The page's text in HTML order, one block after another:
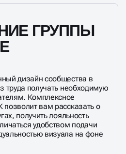
ГРУППЫ
дизайн сообщества в
труда получать необходимую
Комплексное
вам рассказать о
получить лояльность
удобством подачи
визуала на фоне